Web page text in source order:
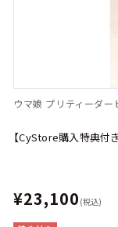
ウマ娘 プリティーダー
【CyStore購入特典付
¥23,100 (税込)